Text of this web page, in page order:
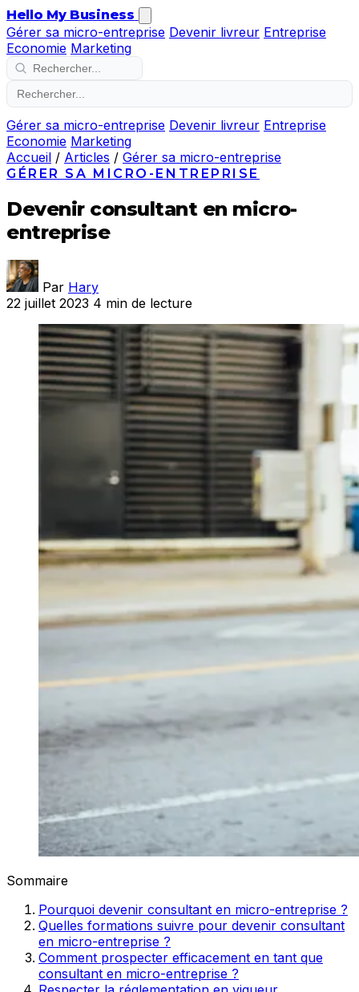
Hello My Business
Gérer sa micro-entreprise Devenir livreur Entreprise
Economie Marketing
Gérer sa micro-entreprise Devenir livreur Entreprise
Economie Marketing
Accueil / Articles / Gérer sa micro-entreprise
GÉRER SA MICRO-ENTREPRISE
Devenir consultant en micro-
entreprise
Par Hary
22 juillet 2023 4 min de lecture
Sommaire
Pourquoi devenir consultant en micro-entreprise ?
Quelles formations suivre pour devenir consultant
en micro-entreprise ?
Comment prospecter efficacement en tant que
consultant en micro-entreprise ?